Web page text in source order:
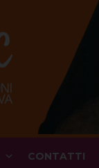
CONTATTI